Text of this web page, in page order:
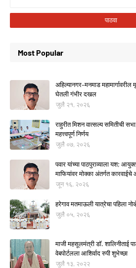
Most Popular
अहिल्यानगर–मनमाड
घेतली गंभीर दखल
जुलै २१, २०२६
राहुरीत मिशन वात्सल्य समितीची
महत्त्वपूर्ण निर्णय
जुलै ०७, २०२६
पवार यांच्या पाठपुराव्याला यश;
माफियांवर मोक्का अंतर्गत
जून १६, २०२६
हरेगाव मतमाऊली यात्रेचा पहिला
जुलै ०५, २०२६
माजी महसूलमंत्री डॉ. शालिनीताई
वेबपोर्टलला आशिर्वाद रुपी शुभेच्छा
जुलै १३, २०२२